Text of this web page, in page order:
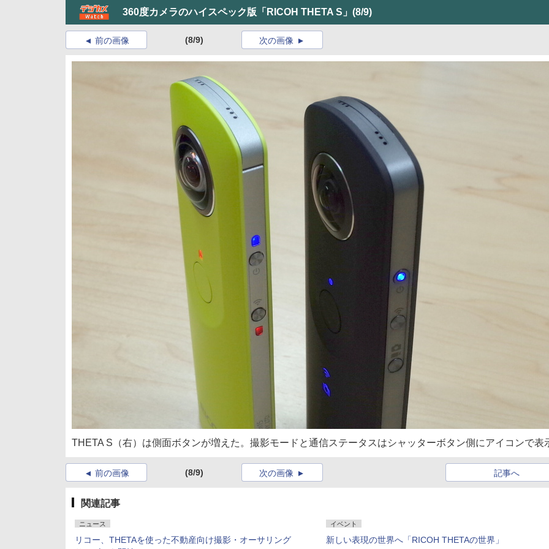
360度カメラのハイスペック版「RICOH THETA S」 (8/9)
前の画像 (8/9) 次の画像
THETA S（右）は側面ボタンが増えた。撮影モードと通信ステータスはシャッターボタン側にアイコンで表
前の画像 (8/9) 記事へ
次の画像
関連記事
ニュース
リコー、THETAを使った不動産向け撮影・オーサリング
イベント
新しい表現の世界へ「RICOH THETAの世界」